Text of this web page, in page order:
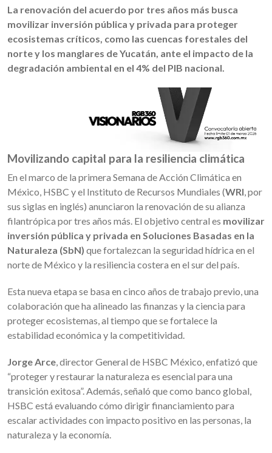
La renovación del acuerdo por tres años más busca
movilizar inversión pública y privada para proteger
ecosistemas críticos, como las cuencas forestales del
norte y los manglares de Yucatán, ante el impacto de la
degradación ambiental en el 4% del PIB nacional.
Movilizando capital para la resiliencia climática
En el marco de la primera Semana de Acción Climática en
México, HSBC y el Instituto de Recursos Mundiales (WRI, por
sus siglas en inglés) anunciaron la renovación de su alianza
filantrópica por tres años más. El objetivo central es movilizar
inversión pública y privada en Soluciones Basadas en la
Naturaleza (SbN) que fortalezcan la seguridad hídrica en el
norte de México y la resiliencia costera en el sur del país.
Esta nueva etapa se basa en cinco años de trabajo previo, una
colaboración que ha alineado las finanzas y la ciencia para
proteger ecosistemas, al tiempo que se fortalece la
estabilidad económica y la competitividad.
Jorge Arce, director General de HSBC México, enfatizó que
“proteger y restaurar la naturaleza es esencial para una
transición exitosa”. Además, señaló que como banco global,
HSBC está evaluando cómo dirigir financiamiento para
escalar actividades con impacto positivo en las personas, la
naturaleza y la economía.